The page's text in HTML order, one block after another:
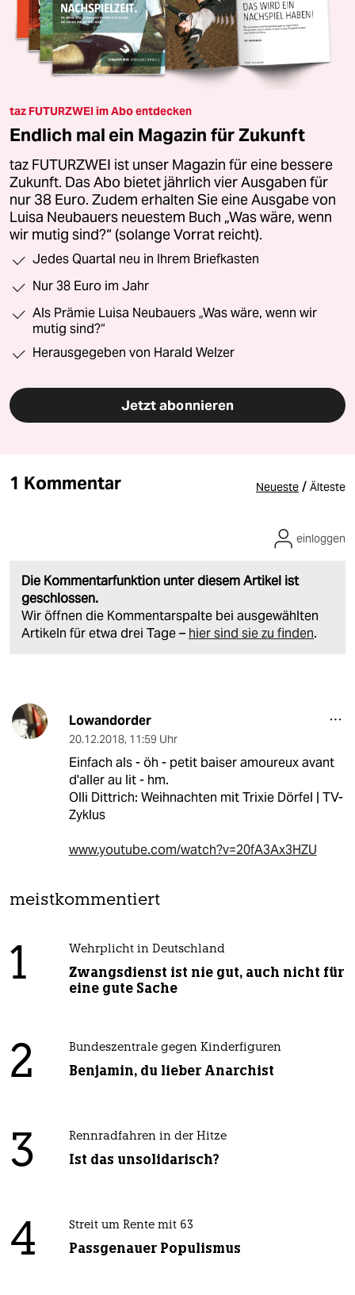
taz FUTURZWEI im Abo entdecken
Endlich mal ein Magazin für Zukunft
taz FUTURZWEI ist unser Magazin für eine bessere
Zukunft. Das Abo bietet jährlich vier Ausgaben für
nur 38 Euro. Zudem erhalten Sie eine Ausgabe von
Luisa Neubauers neuestem Buch „Was wäre, wenn
wir mutig sind?“ (solange Vorrat reicht).
Jedes Quartal neu in Ihrem Briefkasten
Nur 38 Euro im Jahr
Als Prämie Luisa Neubauers „Was wäre, wenn wir
mutig sind?“
Herausgegeben von Harald Welzer
Jetzt abonnieren
1 Kommentar Neueste / Älteste
Die Kommentarfunktion unter diesem Artikel ist
geschlossen.
Wir öffnen die Kommentarspalte bei ausgewählten
Artikeln für etwa drei Tage – hier sind sie zu finden.
einloggen
Lowandorder
20.12.2018, 11:59 Uhr
Einfach als - öh - petit baiser amoureux avant
d'aller au lit - hm.
Olli Dittrich: Weihnachten mit Trixie Dörfel | TV-
Zyklus
www.youtube.com/watch?v=20fA3Ax3HZU
meistkommentiert
1 Wehrplicht in Deutschland
Zwangsdienst ist nie gut, auch nicht für
eine gute Sache
2 Bundeszentrale gegen Kinderfiguren
Benjamin, du lieber Anarchist
3 Rennradfahren in der Hitze
Ist das unsolidarisch?
4 Streit um Rente mit 63
Passgenauer Populismus